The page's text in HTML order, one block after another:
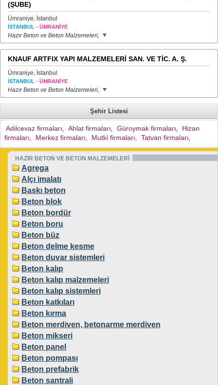
(ŞUBE)
Ümraniye, İstanbul
İSTANBUL - ÜMRANİYE
Hazır Beton ve Beton Malzemeleri,
KNAUF ARTFIX YAPI MALZEMELERİ SAN. VE TİC. A. Ş.
Ümraniye, İstanbul
İSTANBUL - ÜMRANİYE
Hazır Beton ve Beton Malzemeleri,
Şehir Listesi
Adilcevaz firmaları Ahlat firmaları Güroymak firmaları
Hizan
firmaları
Merkez firmaları Mutki firmaları Tatvan firmaları
HAZIR BETON VE BETON MALZEMELERİ
Agrega
Alçı imalatı
Baskı beton
Beton blok
Beton bordür
Beton boru
Beton büz
Beton delme kesme
Beton duvar sistemleri
Beton kalıp
Beton kalıp malzemeleri
Beton kalıp sistemleri
Beton katkıları
Beton kırma
Beton merdiven, betonarme merdiven
Beton mikseri
Beton panel
Beton pompası
Beton prefabrik
Beton santrali